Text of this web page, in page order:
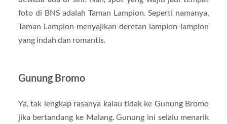
foto di BNS adalah Taman Lampion. Seperti namanya,
Taman Lampion menyajikan deretan lampion-lampion
yang indah dan romantis.
Gunung Bromo
Ya, tak lengkap rasanya kalau tidak ke Gunung Bromo
jika bertandang ke Malang. Gunung ini selalu menarik